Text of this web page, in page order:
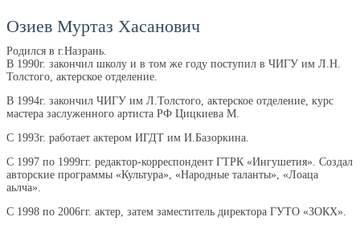
Озиев Муртаз Хасанович
Родился в г.Назрань.
В 1990г. закончил школу и в том же году поступил в ЧИГУ им Л.Н.
Толстого, актерское отделение.
В 1994г. закончил ЧИГУ им Л.Толстого, актерское отделение, курс
мастера заслуженного артиста РФ Цицкиева М.
С 1993г. работает актером ИГДТ им И.Базоркина.
С 1997 по 1999гг. редактор-корреспондент ГТРК «Ингушетия». Создал
авторские программы «Культура», «Народные таланты», «Лоаца
аьлча».
С 1998 по 2006гг. актер, затем заместитель директора ГУТО «ЗОКХ».